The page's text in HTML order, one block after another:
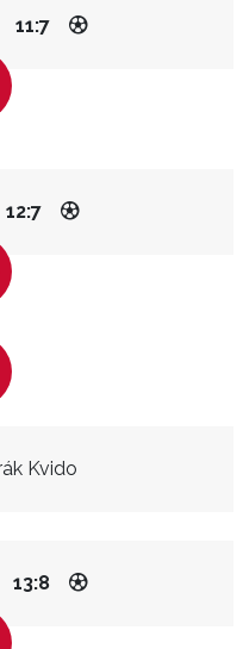
11:7
12:7
Kvido
13:8